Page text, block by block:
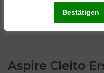
Aspire Cleito